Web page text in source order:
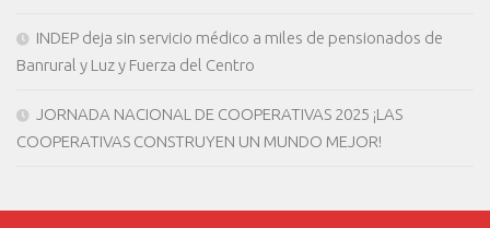
INDEP deja sin servicio médico a miles de pensionados de
Banrural y Luz y Fuerza del Centro
JORNADA NACIONAL DE COOPERATIVAS 2025 ¡LAS
COOPERATIVAS CONSTRUYEN UN MUNDO MEJOR!